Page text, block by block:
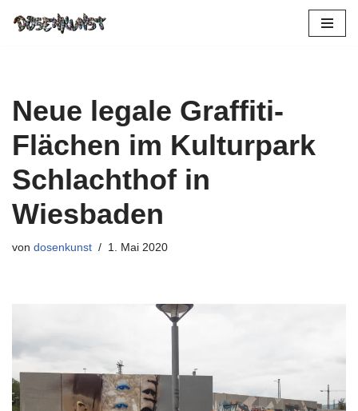
Neue legale Graffiti-
Flächen im Kulturpark
Schlachthof in
Wiesbaden
von dosenkunst 1. Mai 2020